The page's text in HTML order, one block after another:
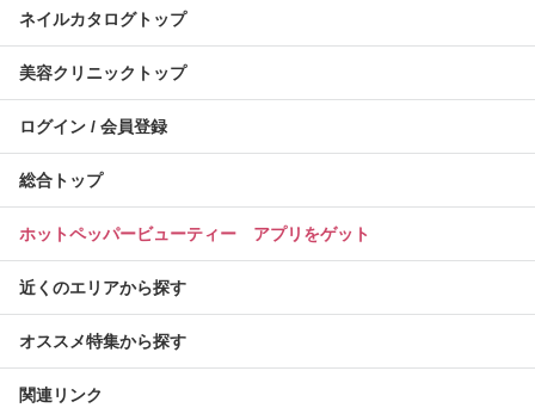
ネイルカタログトップ
美容クリニックトップ
ログイン / 会員登録
総合トップ
ホットペッパービューティー アプリをゲット
近くのエリアから探す
オススメ特集から探す
関連リンク